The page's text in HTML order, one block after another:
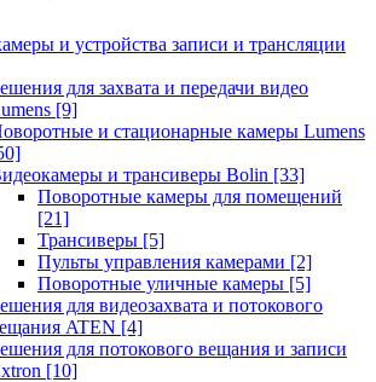
и устройства записи и трансляции
для захвата и передачи видео
[9]
и стационарные камеры Lumens
и трансиверы Bolin [33]
Поворотные камеры для помещений
[21]
Трансиверы [5]
Пульты управления камерами [2]
Поворотные уличные камеры [5]
для видеозахвата и потокового
ATEN [4]
для потокового вещания и записи
[10]